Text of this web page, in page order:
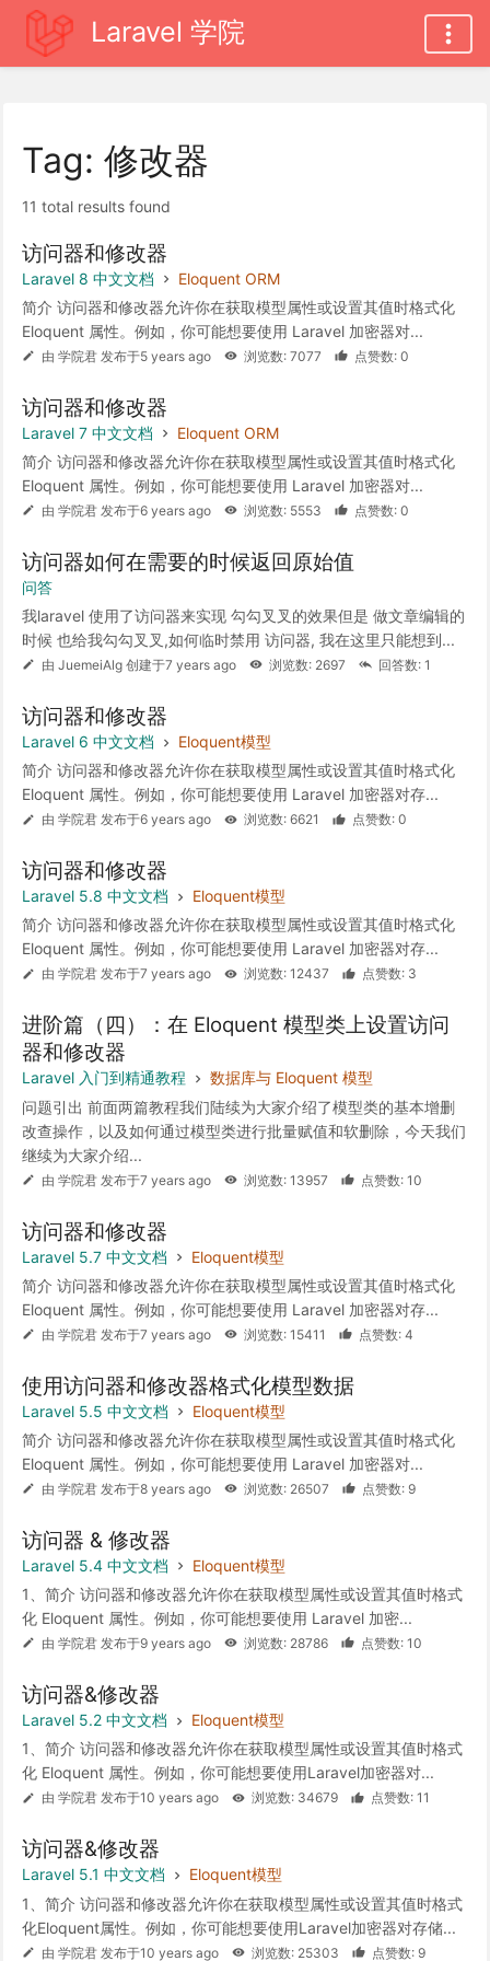
Laravel 学院
Tag: 修改器
11 total results found
访问器和修改器
Laravel 8 中文文档
Eloquent ORM
简介 访问器和修改器允许你在获取模型属性或设置其值时格式化
Eloquent 属性。例如，你可能想要使用 Laravel 加密器对...
由 学院君 发布于5 years ago 浏览数: 7077 点赞数: 0
访问器和修改器
Laravel 7 中文文档
Eloquent ORM
简介 访问器和修改器允许你在获取模型属性或设置其值时格式化
Eloquent 属性。例如，你可能想要使用 Laravel 加密器对...
由 学院君 发布于6 years ago 浏览数: 5553 点赞数: 0
访问器如何在需要的时候返回原始值
问答
我laravel 使用了访问器来实现 勾勾叉叉的效果但是 做文章编辑的
时候 也给我勾勾叉叉,如何临时禁用 访问器, 我在这里只能想到...
由 JuemeiAlg 创建于7 years ago 浏览数: 2697 回答数: 1
访问器和修改器
Laravel 6 中文文档
Eloquent模型
简介 访问器和修改器允许你在获取模型属性或设置其值时格式化
Eloquent 属性。例如，你可能想要使用 Laravel 加密器对存...
由 学院君 发布于6 years ago 浏览数: 6621 点赞数: 0
访问器和修改器
Laravel 5.8 中文文档
Eloquent模型
简介 访问器和修改器允许你在获取模型属性或设置其值时格式化
Eloquent 属性。例如，你可能想要使用 Laravel 加密器对存...
由 学院君 发布于7 years ago 浏览数: 12437 点赞数: 3
进阶篇（四）：在 Eloquent 模型类上设置访问
器和修改器
Laravel 入门到精通教程
数据库与 Eloquent 模型
问题引出 前面两篇教程我们陆续为大家介绍了模型类的基本增删
改查操作，以及如何通过模型类进行批量赋值和软删除，今天我们
继续为大家介绍...
由 学院君 发布于7 years ago 浏览数: 13957 点赞数: 10
访问器和修改器
Laravel 5.7 中文文档
Eloquent模型
简介 访问器和修改器允许你在获取模型属性或设置其值时格式化
Eloquent 属性。例如，你可能想要使用 Laravel 加密器对存...
由 学院君 发布于7 years ago 浏览数: 15411 点赞数: 4
使用访问器和修改器格式化模型数据
Laravel 5.5 中文文档
Eloquent模型
简介 访问器和修改器允许你在获取模型属性或设置其值时格式化
Eloquent 属性。例如，你可能想要使用 Laravel 加密器对...
由 学院君 发布于8 years ago 浏览数: 26507 点赞数: 9
访问器 & 修改器
Laravel 5.4 中文文档
Eloquent模型
1、简介 访问器和修改器允许你在获取模型属性或设置其值时格式
化 Eloquent 属性。例如，你可能想要使用 Laravel 加密...
由 学院君 发布于9 years ago 浏览数: 28786 点赞数: 10
访问器&修改器
Laravel 5.2 中文文档
Eloquent模型
1、简介 访问器和修改器允许你在获取模型属性或设置其值时格式
化 Eloquent 属性。例如，你可能想要使用Laravel加密器对...
由 学院君 发布于10 years ago 浏览数: 34679 点赞数: 11
访问器&修改器
Laravel 5.1 中文文档
Eloquent模型
1、简介 访问器和修改器允许你在获取模型属性或设置其值时格式
化Eloquent属性。例如，你可能想要使用Laravel加密器对存储...
由 学院君 发布于10 years ago 浏览数: 25303 点赞数: 9